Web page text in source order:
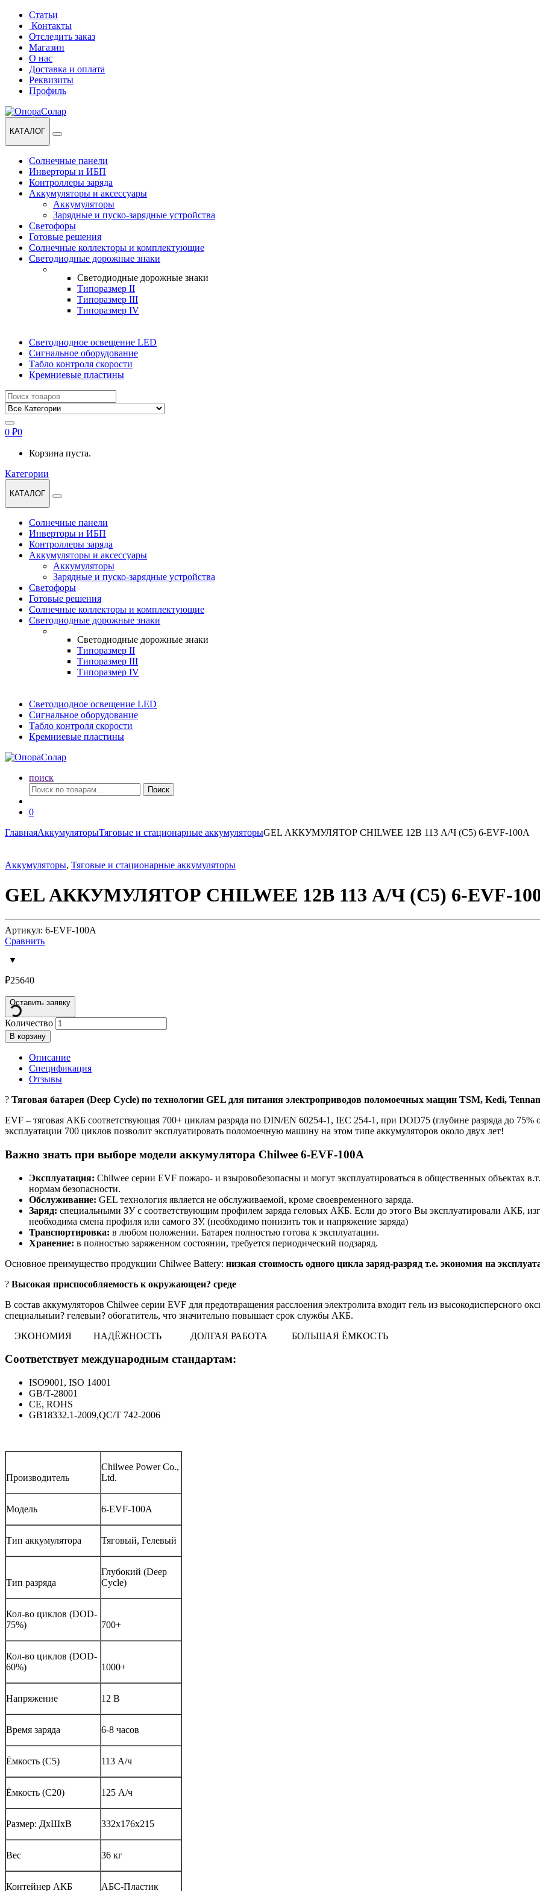
Перейти
навигации
Перейти
содержанию
Статьи
Контакты
Отследить заказ
Магазин
О нас
Доставка и оплата
Реквизиты
Профиль
КАТАЛОГ
Солнечные панели
Инверторы и ИБП
Контроллеры заряда
Аккумуляторы и аксессуары
Аккумуляторы
Зарядные и пуско-зарядные устройства
Светофоры
Готовые решения
Солнечные коллекторы и комплектующие
Светодиодные дорожные знаки
Светодиодные дорожные знаки
Типоразмер II
Типоразмер III
Типоразмер IV
Светодиодное освещение LED
Сигнальное оборудование
Табло контроля скорости
Кремниевые пластины
Найти:
0 ₽0
Корзина пуста.
Категории
КАТАЛОГ
Солнечные панели
Инверторы и ИБП
Контроллеры заряда
Аккумуляторы и аксессуары
Аккумуляторы
Зарядные и пуско-зарядные устройства
Светофоры
Готовые решения
Солнечные коллекторы и комплектующие
Светодиодные дорожные знаки
Светодиодные дорожные знаки
Типоразмер II
Типоразмер III
Типоразмер IV
Светодиодное освещение LED
Сигнальное оборудование
Табло контроля скорости
Кремниевые пластины
поиск
Искать:
Поиск
0
ГлавнаяАккумуляторыТяговые и стационарные аккумуляторыGEL АККУМУЛЯТОР CHILWEE 12В 113 А/Ч (С5) 6-EVF-100A
Аккумуляторы, Тяговые и стационарные аккумуляторы
GEL АККУМУЛЯТОР CHILWEE 12В 113 А/Ч (С5) 6-EVF-
Артикул: 6-EVF-100A
Сравнить
₽25640
Оставить заявку
Количество
В корзину
Описание
Спецификация
Отзывы
? Тяговая батарея (Deep Cycle) по технологии GEL для питания электроприводов поломоечных мащин TSM, Kedi,
EVF – тяговая АКБ соответствующая 700+ циклам разряда по DIN/EN 60254-1, IEC 254-1, при DOD75 (глубине разряда до
эксплуатации 700 циклов позволит эксплуатировать поломоечную машину на этом типе аккумуляторов около двух лет!
Важно знать при выборе модели аккумулятора Chilwee 6-EVF-100A
Эксплуатация: Chilwee серии EVF пожаро- и взыровобезопасны и могут эксплуатироваться в общественных объектах
нормам безопасности.
Обслуживание: GEL технология является не обслуживаемой, кроме своевременного заряда.
Заряд: специальными ЗУ с соответствующим профилем заряда геловых АКБ. Если до этого Вы эксплуатировали АКБ,
необходима смена профиля или самого ЗУ. (необходимо понизить ток и напряжение заряда)
Транспортировка: в любом положении. Батарея полностью готова к эксплуатации.
Хранение: в полностью заряженном состоянии, требуется периодический подзаряд.
Основное преимущество продукции Chilwee Battery: низкая стоимость одного цикла заряд-разряд т.е. экономия на
? Высокая приспособляемость к окружающеи? среде
В состав аккумуляторов Chilwee серии EVF для предотвращения расслоения электролита входит гель из высокодисперсного
специальныи? гелевыи? обогатитель, что значительно повышает срок службы АКБ.
ЭКОНОМИЯ
НАДЁЖНОСТЬ ДОЛГАЯ РАБОТА БОЛЬШАЯ ЁМКОСТЬ
Соответствует международным стандартам:
ISO9001, ISO 14001
GB/T-28001
CE, ROHS
GB18332.1-2009,QC/T 742-2006
Производитель
Chilwee Power Co.,
Ltd.
Модель 6-EVF-100A
Тип аккумулятора Тяговый, Гелевый
Тип разряда
Глубокий (Deep
Cycle)
Кол-во циклов (DOD-
75%)
700+
Кол-во циклов (DOD-
60%)
1000+
Напряжение 12 В
Время заряда 6-8 часов
Ёмкость (С5) 113 А/ч
Ёмкость (С20) 125 А/ч
Размер: ДхШхВ 332х176х215
Вес 36 кг
Контейнер АКБ АБС-Пластик